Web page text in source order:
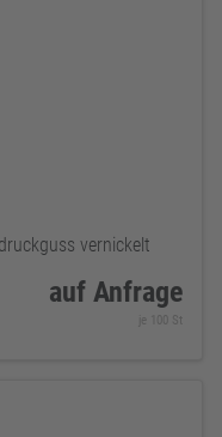
vernickelt
auf Anfrage
je 100 St